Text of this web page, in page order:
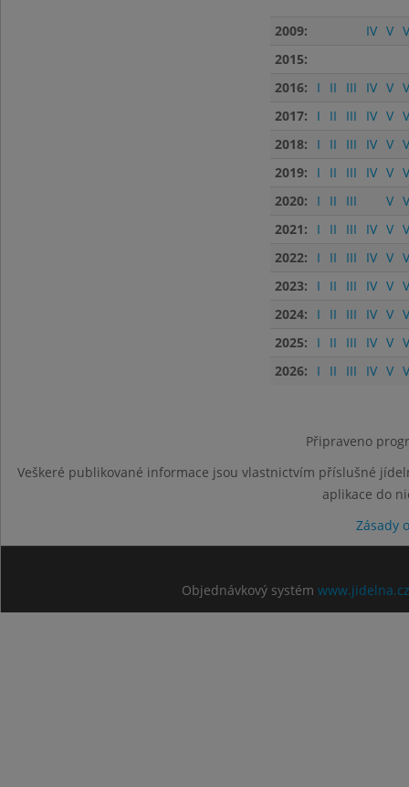
2009: IV V
2015:
2016:
I II III IV V
2017:
I II III IV V
2018:
I II III IV V
2019:
I II III IV V
2020:
I II III V
2021:
I II III IV V
2022:
I II III IV V
2023:
I II III IV V
2024:
I II III IV V
2025:
I II III IV V
2026:
I II III IV V
Připraveno
Veškeré publikované informace jsou vlastnictvím příslušné
aplikace do
Zásady
Objednávkový systém www.jidelna.cz